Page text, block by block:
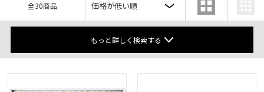
全30商品
もっと詳しく検索する